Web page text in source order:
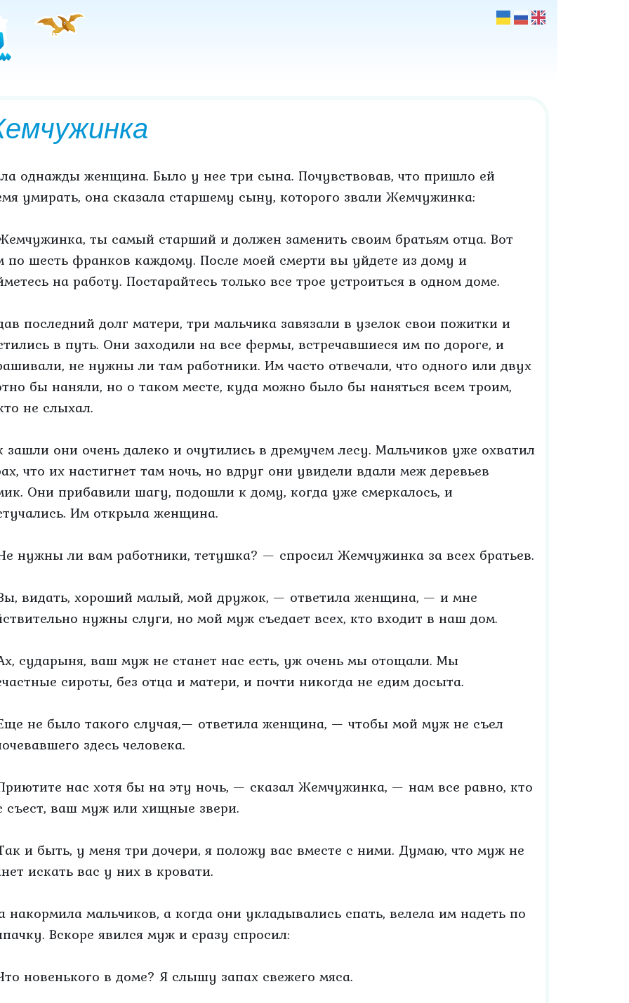
однажды женщина. Было у нее три сына. Почувствовав, что пришло ей
умирать, она сказала старшему сыну, которого звали Жемчужинка:
ты самый старший и должен заменить своим братьям отца. Вот
по шесть франков каждому. После моей смерти вы уйдете из дому и
на работу. Постарайтесь только все трое устроиться в одном доме.
последний долг матери, три мальчика завязали в узелок свои пожитки и
в путь. Они заходили на все фермы, встречавшиеся им по дороге, и
не нужны ли там работники. Им часто отвечали, что одного или двух
бы наняли, но о таком месте, куда можно было бы наняться всем троим,
не слыхал.
зашли они очень далеко и очутились в дремучем лесу. Мальчиков уже охватил
что их настигнет там ночь, но вдруг они увидели вдали меж деревьев
Они прибавили шагу, подошли к дому, когда уже смеркалось, и
Им открыла женщина.
нужны ли вам работники, тетушка? — спросил Жемчужинка за всех братьев.
видать, хороший малый, мой дружок, — ответила женщина, — и мне
нужны слуги, но мой муж съедает всех, кто входит в наш дом.
сударыня, ваш муж не станет нас есть, уж очень мы отощали. Мы
сироты, без отца и матери, и почти никогда не едим досыта.
не было такого случая,— ответила женщина, — чтобы мой муж не съел
здесь человека.
нас хотя бы на эту ночь, — сказал Жемчужинка, — нам все равно, кто
съест, ваш муж или хищные звери.
и быть, у меня три дочери, я положу вас вместе с ними. Думаю, что муж не
искать вас у них в кровати.
накормила мальчиков, а когда они укладывались спать, велела им надеть по
Вскоре явился муж и сразу спросил:
новенького в доме? Я слышу запах свежего мяса.